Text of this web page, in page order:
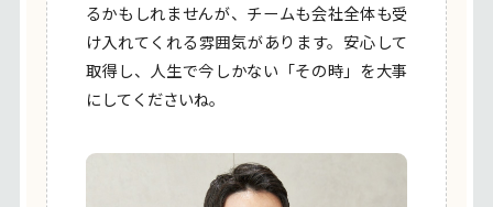
るかもしれませんが、チームも会社全体も受
け入れてくれる雰囲気があります。安心して
取得し、人生で今しかない「その時」を大事
にしてくださいね。